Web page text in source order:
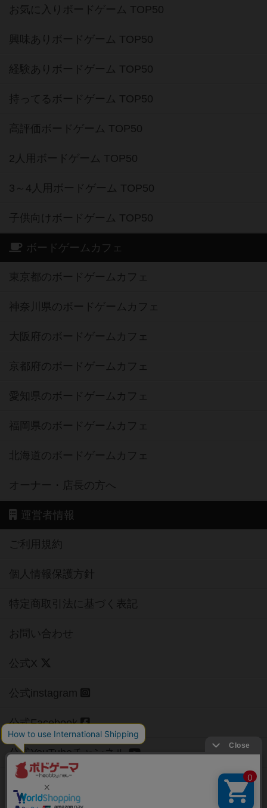
お気に入りボードゲーム TOP50
興味ありボードゲーム TOP50
経験ありボードゲーム TOP50
持ってるボードゲーム TOP50
高評価ボードゲーム TOP50
2人用ボードゲーム TOP50
3～4人用ボードゲーム TOP50
子供向けボードゲーム TOP50
ボードゲームカフェ
東京都のボードゲームカフェ
神奈川県のボードゲームカフェ
大阪府のボードゲームカフェ
京都府のボードゲームカフェ
愛知県のボードゲームカフェ
福岡県のボードゲームカフェ
北海道のボードゲームカフェ
オーナー・店長の方へ
運営者情報
ご利用規約
個人情報保護方針
特定商取引法に基づく表記
お問い合わせ
公式X
公式instagram
公式Facebook
公式YouTubeチャンネル